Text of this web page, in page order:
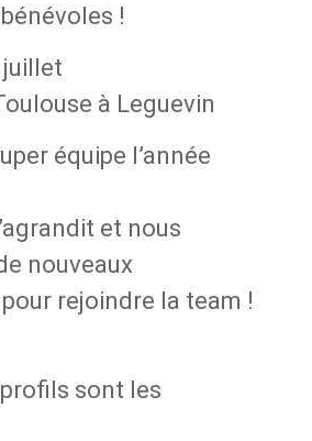
!
juillet
à Leguevin
équipe l’année
et nous
nouveaux
rejoindre la team !
sont les